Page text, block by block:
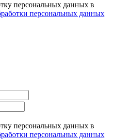
персональных данных в
персональных данных
персональных данных в
персональных данных